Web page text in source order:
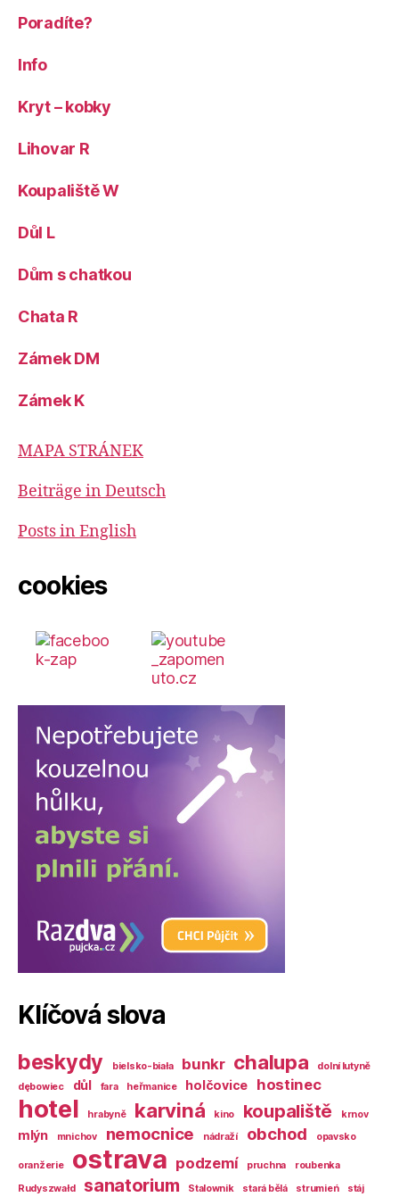
Poradíte?
Info
Kryt – kobky
Lihovar R
Koupaliště W
Důl L
Dům s chatkou
Chata R
Zámek DM
Zámek K
MAPA STRÁNEK
Beiträge in Deutsch
Posts in English
cookies
Klíčová slova
beskydy bielsko-biała bunkr chalupa
dolní lutyně
dębowiec
důl fara heřmanice holčovice hostinec
hotel hrabyně karviná kino koupaliště krnov
mlýn mnichov nemocnice nádraží obchod opavsko
oranžerie ostrava podzemí pruchna
roubenka
Rudyszwałd
sanatorium Stalownik stará bělá strumień stáj